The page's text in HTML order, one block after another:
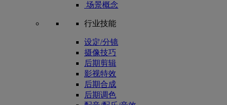
场景概念
行业技能
设定/分镜
摄像技巧
后期剪辑
影视特效
后期合成
后期调色